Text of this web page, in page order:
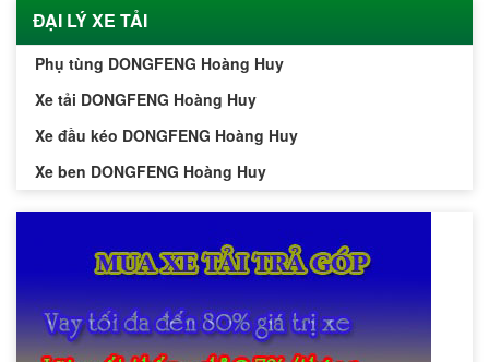
ĐẠI LÝ XE TẢI
Phụ tùng DONGFENG Hoàng Huy
Xe tải DONGFENG Hoàng Huy
Xe đầu kéo DONGFENG Hoàng Huy
Xe ben DONGFENG Hoàng Huy